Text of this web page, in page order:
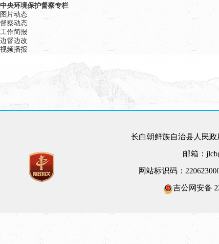
中央环境保护督察专栏
图片动态
督察动态
工作简报
边督边改
视频播报
长白朝鲜族自治县人民
邮箱：
网站标识码：
吉公网安备